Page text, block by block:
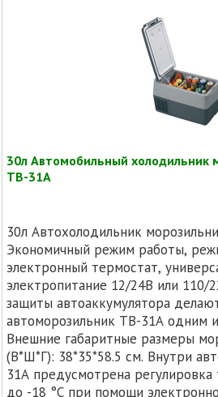
30л Автомобильный холодильник
TB-31A
30л Автохолодильник
Экономичный режим работы,
электронный термостат,
электропитание 12/24В или 110/
защиты автоаккумулятора
автоморозильник TB-31A одним
Внешние габаритные размеры
(В*Ш*Г): 38*35*58.5 см. Внутри
31A предусмотрена
до -18 °С при помощи